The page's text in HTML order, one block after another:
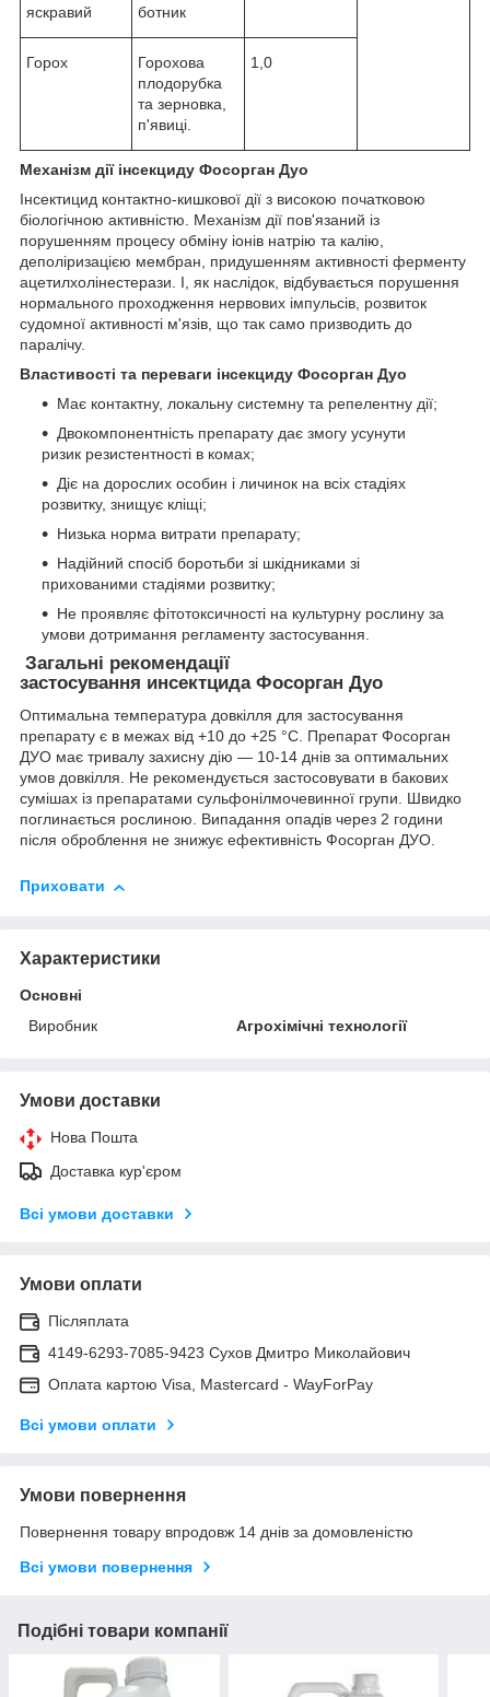
яскравий ботник
Горох
Горохова
плодорубка
та зерновка,
п'явиці.
1,0
Механізм дії інсекциду Фосорган Дуо
Інсектицид контактно-кишкової дії з високою початковою
біологічною активністю. Механізм дії пов'язаний із
порушенням процесу обміну іонів натрію та калію,
деполіризацією мембран, придушенням активності ферменту
ацетилхолінестерази. І, як наслідок, відбувається порушення
нормального проходження нервових імпульсів, розвиток
судомної активності м'язів, що так само призводить до
паралічу.
Властивості та переваги інсекциду Фосорган Дуо
Має контактну, локальну системну та репелентну дії;
Двокомпонентність препарату дає змогу усунути
ризик резистентності в комах;
Діє на дорослих особин і личинок на всіх стадіях
розвитку, знищує кліщі;
Низька норма витрати препарату;
Надійний спосіб боротьби зі шкідниками зі
прихованими стадіями розвитку;
Не проявляє фітотоксичності на культурну рослину за
умови дотримання регламенту застосування.
Загальні рекомендації
застосування инсектцида Фосорган Дуо
Оптимальна температура довкілля для застосування
препарату є в межах від +10 до +25 °C. Препарат Фосорган
ДУО має тривалу захисну дію — 10-14 днів за оптимальних
умов довкілля. Не рекомендується застосовувати в бакових
сумішах із препаратами сульфонілмочевинної групи. Швидко
поглинається рослиною. Випадання опадів через 2 години
після оброблення не знижує ефективність Фосорган ДУО.
Приховати
Характеристики
Основні
Виробник
Агрохімічні технології
Умови доставки
Нова Пошта
Доставка кур'єром
Всі умови доставки
Умови оплати
Післяплата
4149-6293-7085-9423 Сухов Дмитро Миколайович
Оплата картою Visa, Mastercard - WayForPay
Всі умови оплати
Умови повернення
Повернення товару впродовж 14 днів за домовленістю
Всі умови повернення
Подібні товари компанії